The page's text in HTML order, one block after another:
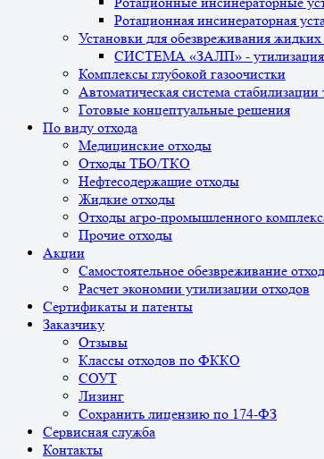
Ротационная инсинераторная
Установки для обезвреживания жидких
СИСТЕМА «ЗАЛП» - утилизация
Комплексы глубокой газоочистки
Автоматическая система
Готовые концептуальные решения
По виду отхода
Медицинские отходы
Отходы ТБО/ТКО
Нефтесодержащие отходы
Жидкие отходы
Отходы агро-промышленного
Прочие отходы
Акции
Самостоятельное обезвреживание
Расчет экономии утилизации отходов
Сертификаты и патенты
Заказчику
Отзывы
Классы отходов по ФККО
СОУТ
Лизинг
Сохранить лицензию по 174-ФЗ
Сервисная служба
Контакты